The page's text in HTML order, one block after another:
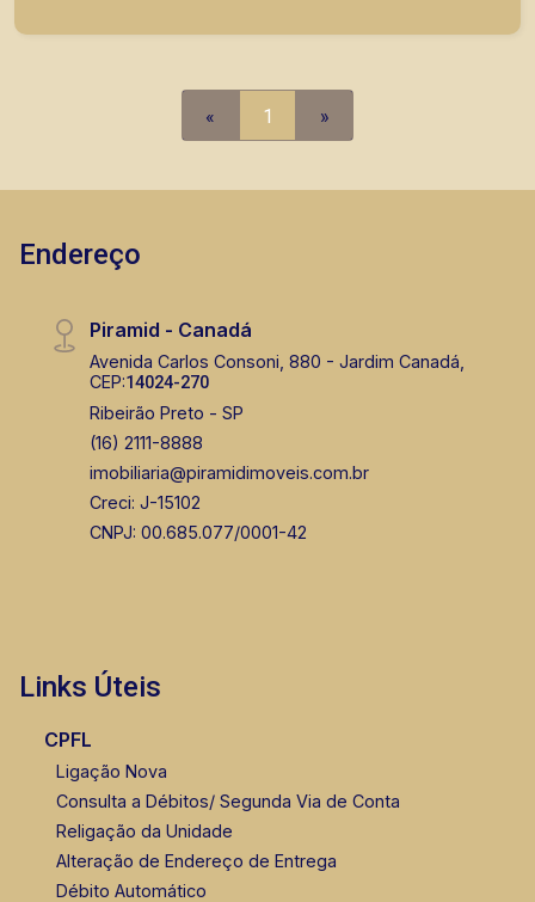
nos principais lançamentos da cidade de Ribeirão
« 1 »
Endereço
Piramid - Canadá
Avenida Carlos Consoni, 880 - Jardim Canadá,
CEP:14024-270
Ribeirão Preto - SP
(16) 2111-8888
imobiliaria@piramidimoveis.com.br
Creci: J-15102
CNPJ: 00.685.077/0001-42
Links Úteis
CPFL
Ligação Nova
Consulta a Débitos/ Segunda Via de Conta
Religação da Unidade
Alteração de Endereço de Entrega
Débito Automático